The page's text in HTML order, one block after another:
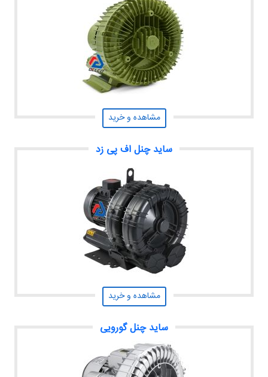
مشاهده و خرید
ساید چنل اف پی زد
مشاهده و خرید
ساید چنل گورویی